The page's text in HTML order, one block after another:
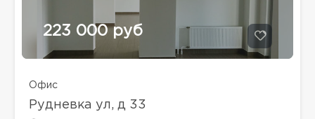
223 000 руб
Офис
Рудневка ул, д 33